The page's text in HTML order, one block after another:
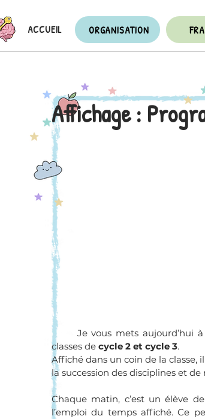
ORGANISATION
Affichage :
Je vous mets aujourd’hui à
classes de cycle 2 et cycle 3.
Affiché dans un coin de la classe,
la succession des disciplines et
Chaque matin, c’est un élève
l’emploi du temps affiché. Ce
ACCUEIL